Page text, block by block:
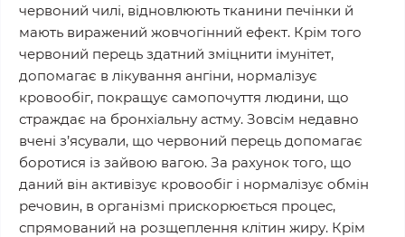
червоний чилі, відновлюють тканини печінки й
мають виражений жовчогінний ефект. Крім того
червоний перець здатний зміцнити імунітет,
допомагає в лікування ангіни, нормалізує
кровообіг, покращує самопочуття людини, що
страждає на бронхіальну астму. Зовсім недавно
вчені з’ясували, що червоний перець допомагає
боротися із зайвою вагою. За рахунок того, що
даний він активізує кровообіг і нормалізує обмін
речовин, в організмі прискорюється процес,
спрямований на розщеплення клітин жиру. Крім